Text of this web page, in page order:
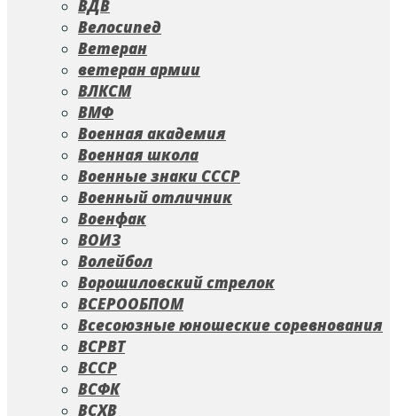
ВДВ
Велосипед
Ветеран
ветеран армии
ВЛКСМ
ВМФ
Военная академия
Военная школа
Военные знаки СССР
Военный отличник
Военфак
ВОИЗ
Волейбол
Ворошиловский стрелок
ВСЕРООБПОМ
Всесоюзные юношеские соревнования
ВСРВТ
ВССР
ВСФК
ВСХВ